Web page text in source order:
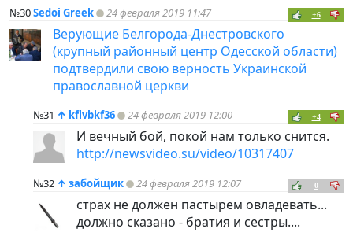
№30Sedoi Greek 24 февраля 2019 11:47 +6
Верующие Белгорода-Днестровского
(крупный районный центр Одесской области)
подтвердили свою верность Украинской
православной церкви
№31 ↑ kflvbkf36 24 февраля 2019 12:00 +4
И вечный бой, покой нам только снится.
http://newsvideo.su/video/10317407
№32 ↑ забойщик 24 февраля 2019 12:07 0
страх не должен пастырем овладевать...
должно сказано - братия и сестры....